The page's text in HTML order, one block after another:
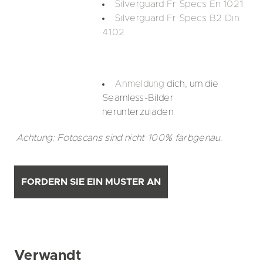
Silverguard Fr Specs En 1021
Silverguard Fr Specs B2 Din
4102
Anmeldung dich, um die
Seamless-Bilder
herunterzuladen.
Achtung: Fotoscans sind nicht 100% farbgenau.
FORDERN SIE EIN MUSTER AN
Verwandt